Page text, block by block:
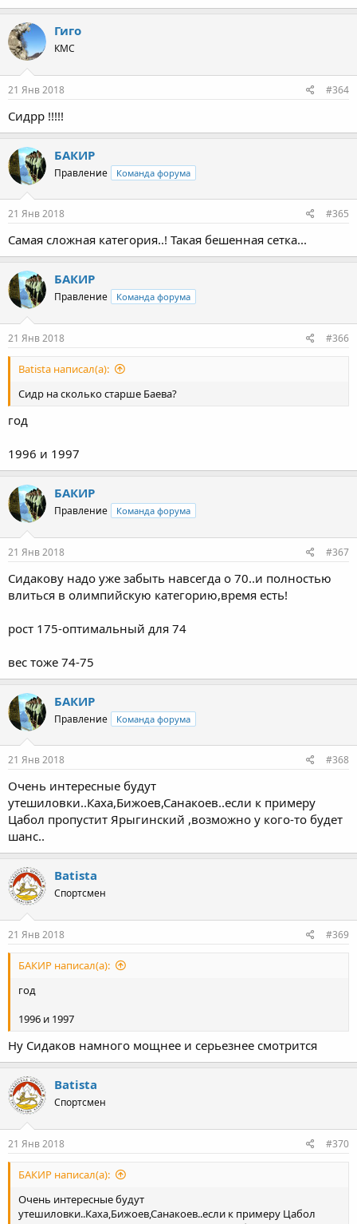
Гиго
КМС
21 Янв 2018 #364
Сидрр !!!!!
БАКИР
Правление Команда форума
21 Янв 2018 #365
Самая сложная категория..! Такая бешенная сетка...
БАКИР
Правление Команда форума
21 Янв 2018 #366
Batista написал(а):
Сидр на сколько старше Баева?
год
1996 и 1997
БАКИР
Правление Команда форума
21 Янв 2018 #367
Сидакову надо уже забыть навсегда о 70..и полностью
влиться в олимпийскую категорию,время есть!
рост 175-оптимальный для 74
вес тоже 74-75
БАКИР
Правление Команда форума
21 Янв 2018 #368
Очень интересные будут
утешиловки..Каха,Бижоев,Санакоев..если к примеру
Цабол пропустит Ярыгинский ,возможно у кого-то будет
шанс..
Batista
Спортсмен
21 Янв 2018 #369
БАКИР написал(а):
год
1996 и 1997
Ну Сидаков намного мощнее и серьезнее смотрится
Batista
Спортсмен
21 Янв 2018 #370
БАКИР написал(а):
Очень интересные будут
утешиловки..Каха,Бижоев,Санакоев..если к примеру Цабол